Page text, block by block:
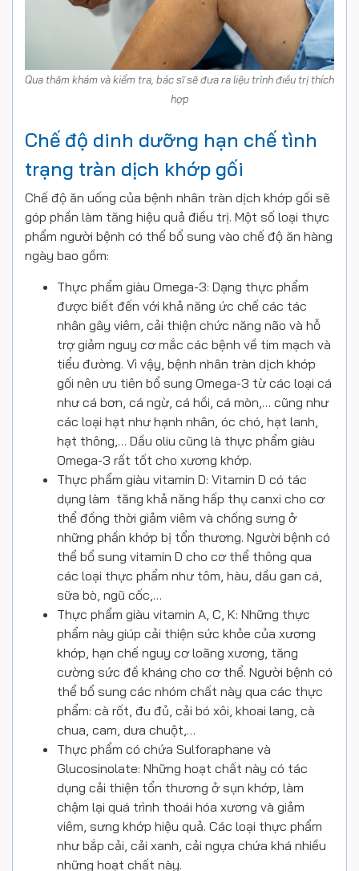
Qua thăm khám và kiểm tra, bác sĩ sẽ đưa ra liệu trình điều trị thích
hợp
Chế độ dinh dưỡng hạn chế tình
trạng tràn dịch khớp gối
Chế độ ăn uống của bệnh nhân tràn dịch khớp gối sẽ
góp phần làm tăng hiệu quả điều trị. Một số loại thực
phẩm người bệnh có thể bổ sung vào chế độ ăn hàng
ngày bao gồm:
Thực phẩm giàu Omega-3: Dạng thực phẩm
được biết đến với khả năng ức chế các tác
nhân gây viêm, cải thiện chức năng não và hỗ
trợ giảm nguy cơ mắc các bệnh về tim mạch và
tiểu đường. Vì vậy, bệnh nhân tràn dịch khớp
gối nên ưu tiên bổ sung Omega-3 từ các loại cá
như cá bơn, cá ngừ, cá hồi, cá mòn,… cũng như
các loại hạt như hạnh nhân, óc chó, hạt lanh,
hạt thông,… Dầu oliu cũng là thực phẩm giàu
Omega-3 rất tốt cho xương khớp.
Thực phẩm giàu vitamin D: Vitamin D có tác
dụng làm tăng khả năng hấp thụ canxi cho cơ
thể đồng thời giảm viêm và chống sưng ở
những phần khớp bị tổn thương. Người bệnh có
thể bổ sung vitamin D cho cơ thể thông qua
các loại thực phẩm như tôm, hàu, dầu gan cá,
sữa bò, ngũ cốc,…
Thực phẩm giàu vitamin A, C, K: Những thực
phẩm này giúp cải thiện sức khỏe của xương
khớp, hạn chế nguy cơ loãng xương, tăng
cường sức đề kháng cho cơ thể. Người bệnh có
thể bổ sung các nhóm chất này qua các thực
phẩm: cà rốt, đu đủ, cải bó xôi, khoai lang, cà
chua, cam, dưa chuột,…
Thực phẩm có chứa Sulforaphane và
Glucosinolate: Những hoạt chất này có tác
dụng cải thiện tổn thương ở sụn khớp, làm
chậm lại quá trình thoái hóa xương và giảm
viêm, sưng khớp hiệu quả. Các loại thực phẩm
như bắp cải, cải xanh, cải ngựa chứa khá nhiều
những hoạt chất này.